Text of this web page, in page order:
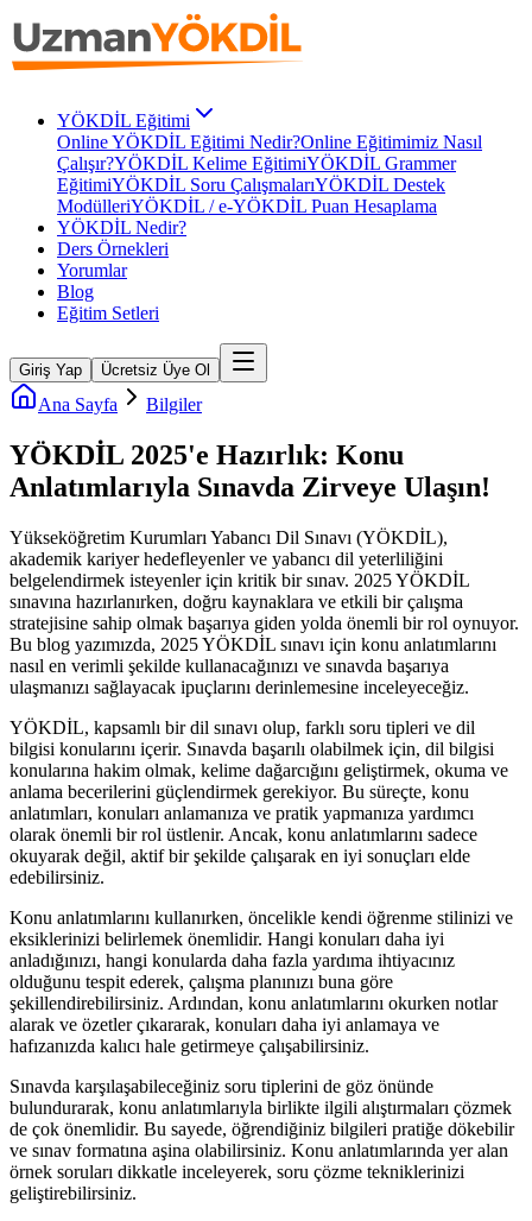
YÖKDİL Eğitimi
Online YÖKDİL Eğitimi Nedir?Online Eğitimimiz Nasıl
Çalışır?YÖKDİL Kelime EğitimiYÖKDİL Grammer
EğitimiYÖKDİL Soru ÇalışmalarıYÖKDİL Destek
ModülleriYÖKDİL / e-YÖKDİL Puan Hesaplama
YÖKDİL Nedir?
Ders Örnekleri
Yorumlar
Blog
Eğitim Setleri
Giriş Yap Ücretsiz Üye Ol
Ana Sayfa Bilgiler
YÖKDİL 2025'e Hazırlık: Konu
Anlatımlarıyla Sınavda Zirveye Ulaşın!
Yükseköğretim Kurumları Yabancı Dil Sınavı (YÖKDİL),
akademik kariyer hedefleyenler ve yabancı dil yeterliliğini
belgelendirmek isteyenler için kritik bir sınav. 2025 YÖKDİL
sınavına hazırlanırken, doğru kaynaklara ve etkili bir çalışma
stratejisine sahip olmak başarıya giden yolda önemli bir rol oynuyor.
Bu blog yazımızda, 2025 YÖKDİL sınavı için konu anlatımlarını
nasıl en verimli şekilde kullanacağınızı ve sınavda başarıya
ulaşmanızı sağlayacak ipuçlarını derinlemesine inceleyeceğiz.
YÖKDİL, kapsamlı bir dil sınavı olup, farklı soru tipleri ve dil
bilgisi konularını içerir. Sınavda başarılı olabilmek için, dil bilgisi
konularına hakim olmak, kelime dağarcığını geliştirmek, okuma ve
anlama becerilerini güçlendirmek gerekiyor. Bu süreçte, konu
anlatımları, konuları anlamanıza ve pratik yapmanıza yardımcı
olarak önemli bir rol üstlenir. Ancak, konu anlatımlarını sadece
okuyarak değil, aktif bir şekilde çalışarak en iyi sonuçları elde
edebilirsiniz.
Konu anlatımlarını kullanırken, öncelikle kendi öğrenme stilinizi ve
eksiklerinizi belirlemek önemlidir. Hangi konuları daha iyi
anladığınızı, hangi konularda daha fazla yardıma ihtiyacınız
olduğunu tespit ederek, çalışma planınızı buna göre
şekillendirebilirsiniz. Ardından, konu anlatımlarını okurken notlar
alarak ve özetler çıkararak, konuları daha iyi anlamaya ve
hafızanızda kalıcı hale getirmeye çalışabilirsiniz.
Sınavda karşılaşabileceğiniz soru tiplerini de göz önünde
bulundurarak, konu anlatımlarıyla birlikte ilgili alıştırmaları çözmek
de çok önemlidir. Bu sayede, öğrendiğiniz bilgileri pratiğe dökebilir
ve sınav formatına aşina olabilirsiniz. Konu anlatımlarında yer alan
örnek soruları dikkatle inceleyerek, soru çözme tekniklerinizi
geliştirebilirsiniz.